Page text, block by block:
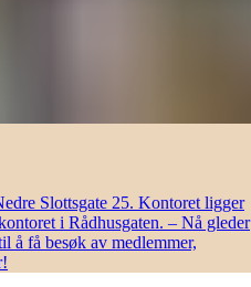
Slottsgate 25. Kontoret ligger
i Rådhusgaten. – Nå gleder
å få besøk av medlemmer,